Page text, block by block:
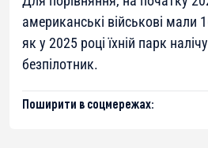
американські військові мали
як у 2025 році їхній парк
безпілотник.
Поширити в соцмережах: